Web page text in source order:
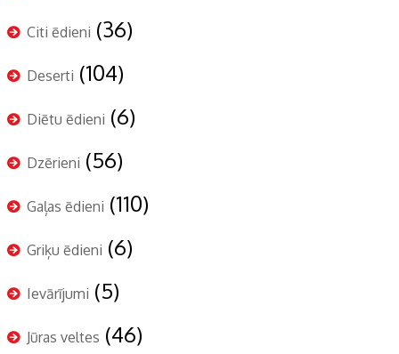
Citi ēdieni (36)
Deserti (104)
Diētu ēdieni (6)
Dzērieni (56)
Gaļas ēdieni (110)
Griķu ēdieni (6)
Ievārījumi (5)
Jūras veltes (46)